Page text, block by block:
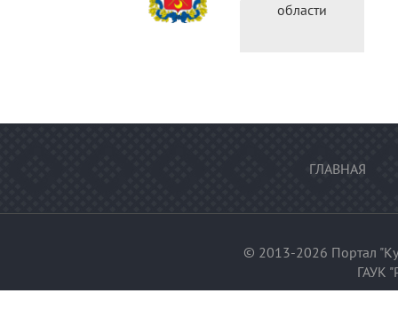
области
ГЛАВНАЯ
© 2013-2026 Портал
ГАУК